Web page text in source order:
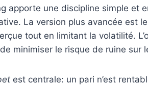
apporte une discipline simple et
La version plus avancée est
tout en limitant la volatilité.
minimiser le risque de ruine sur
est centrale: un pari n’est